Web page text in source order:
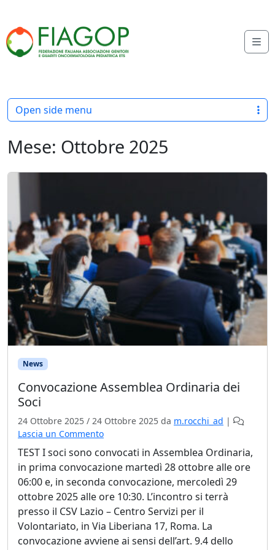
Mese: Ottobre 2025
News
Convocazione Assemblea Ordinaria dei
Soci
24 Ottobre 2025 / 24 Ottobre 2025 da m.rocchi_ad |
Lascia un Commento
TESTI soci sono convocati in Assemblea Ordinaria,
in prima convocazione martedì 28 ottobre alle ore
06:00 e, in seconda convocazione, mercoledì 29
ottobre 2025 alle ore 10:30. L’incontro si terrà
presso il CSV Lazio – Centro Servizi per il
Volontariato, in Via Liberiana 17, Roma. La
convocazione avviene ai sensi dell’art. 9.4 dello
Open side menu